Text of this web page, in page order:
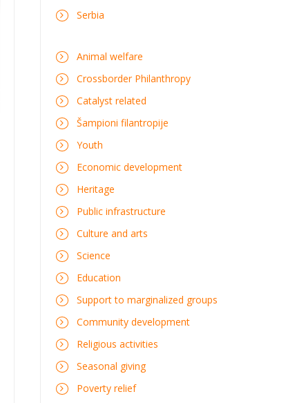
Serbia
Animal welfare
Crossborder Philanthropy
Catalyst related
Šampioni filantropije
Youth
Economic development
Heritage
Public infrastructure
Culture and arts
Science
Education
Support to marginalized groups
Community development
Religious activities
Seasonal giving
Poverty relief